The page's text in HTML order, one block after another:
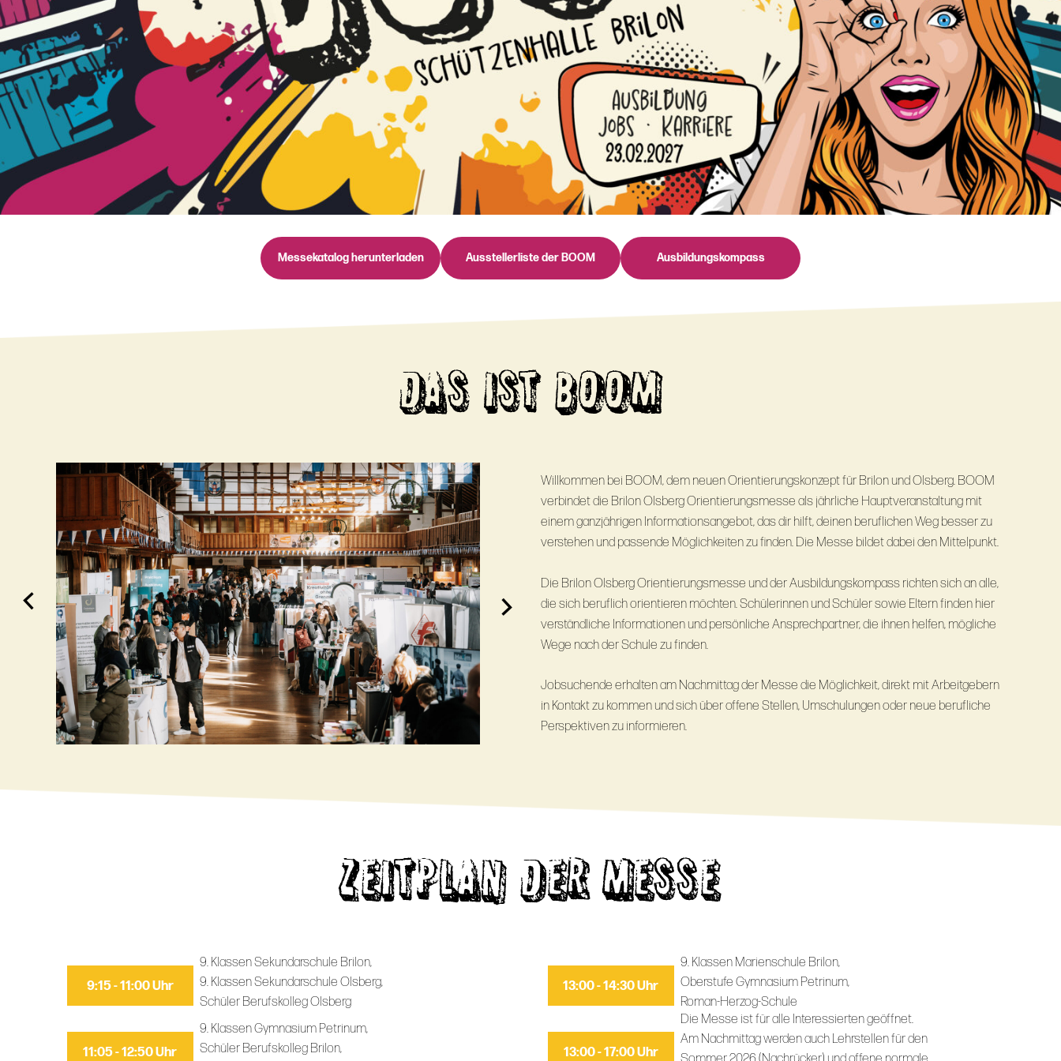
Messekatalog herunterladen Ausstellerliste der BOOM Ausbildungskompass
DAS IST BOOM
Willkommen bei BOOM, dem neuen Orientierungskonzept für Brilon und Olsberg. BOOM
verbindet die Brilon Olsberg Orientierungsmesse als jährliche Hauptveranstaltung mit
einem ganzjährigen Informationsangebot, das dir hilft, deinen beruflichen Weg besser zu
verstehen und passende Möglichkeiten zu ﬁnden. Die Messe bildet dabei den Mittelpunkt.
Die Brilon Olsberg Orientierungsmesse und der Ausbildungskompass richten sich an alle,
die sich beruflich orientieren möchten. Schülerinnen und Schüler sowie Eltern finden hier
verständliche Informationen und persönliche Ansprechpartner, die ihnen helfen, mögliche
Wege nach der Schule zu finden.
Jobsuchende erhalten am Nachmittag der Messe die Möglichkeit, direkt mit Arbeitgebern
in Kontakt zu kommen und sich über offene Stellen, Umschulungen oder neue berufliche
Perspektiven zu informieren.
ZEITPLAN DER MESSE
9:15 - 11:00 Uhr
9. Klassen Sekundarschule Brilon,
9. Klassen Sekundarschule Olsberg,
Schüler Berufskolleg Olsberg
11:05 - 12:50 Uhr
9. Klassen Gymnasium Petrinum,
Schüler Berufskolleg Brilon,
13:00 - 14:30 Uhr
9. Klassen Marienschule Brilon,
Oberstufe Gymnasium Petrinum,
Roman-Herzog-Schule
13:00 - 17:00 Uhr
Die Messe ist für alle Interessierten geöffnet.
Am Nachmittag werden auch Lehrstellen für den